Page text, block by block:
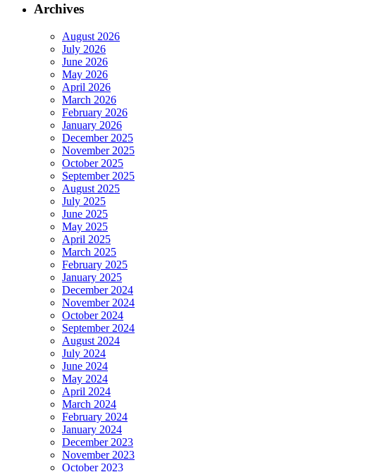
Archives
August 2026
July 2026
June 2026
May 2026
April 2026
March 2026
February 2026
January 2026
December 2025
November 2025
October 2025
September 2025
August 2025
July 2025
June 2025
May 2025
April 2025
March 2025
February 2025
January 2025
December 2024
November 2024
October 2024
September 2024
August 2024
July 2024
June 2024
May 2024
April 2024
March 2024
February 2024
January 2024
December 2023
November 2023
October 2023